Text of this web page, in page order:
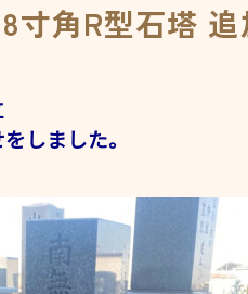
寸角R型石塔
しました。